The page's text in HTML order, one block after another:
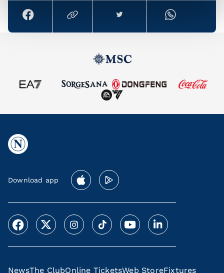
Download app
NewsThe ClubOnline TicketsWeb StoreFixtures